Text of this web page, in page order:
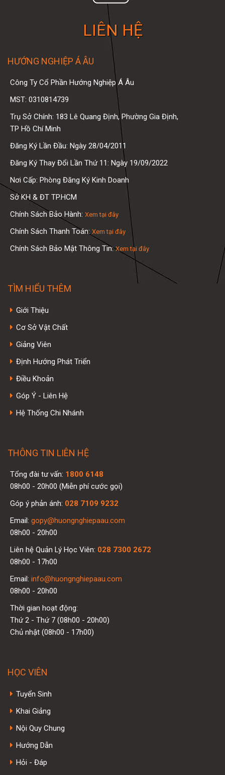
LIÊN HỆ
HƯỚNG NGHIỆP Á ÂU
Công Ty Cổ Phần Hướng Nghiệp Á Âu
MST: 0310814739
Trụ Sở Chính: 183 Lê Quang Định, Phường Gia Định,
TP Hồ Chí Minh
Đăng Ký Lần Đầu: Ngày 28/04/2011
Đăng Ký Thay Đổi Lần Thứ 11: Ngày 19/09/2022
Nơi Cấp: Phòng Đăng Ký Kinh Doanh
Sở KH & ĐT TP.HCM
Chính Sách Bảo Hành: Xem tại đây
Chính Sách Thanh Toán: Xem tại đây
Chính Sách Bảo Mật Thông Tin:Xem tại đây
TÌM HIỂU THÊM
Giới Thiệu
Cơ Sở Vật Chất
Giảng Viên
Định Hướng Phát Triển
Điều Khoản
Góp Ý - Liên Hệ
Hệ Thống Chi Nhánh
THÔNG TIN LIÊN HỆ
Tổng đài tư vấn: 1800 6148
08h00 - 20h00 (Miễn phí cước gọi)
Góp ý phản ánh: 028 7109 9232
Email: gopy@huongnghiepaau.com
08h00 - 20h00
Liên hệ Quản Lý Học Viên: 028 7300 2672
08h00 - 17h00
Email: info@huongnghiepaau.com
08h00 - 20h00
Thời gian hoạt động:
Thứ 2 - Thứ 7 (08h00 - 20h00)
Chủ nhật (08h00 - 17h00)
HỌC VIÊN
Tuyển Sinh
Khai Giảng
Nội Quy Chung
Hướng Dẫn
Hỏi - Đáp